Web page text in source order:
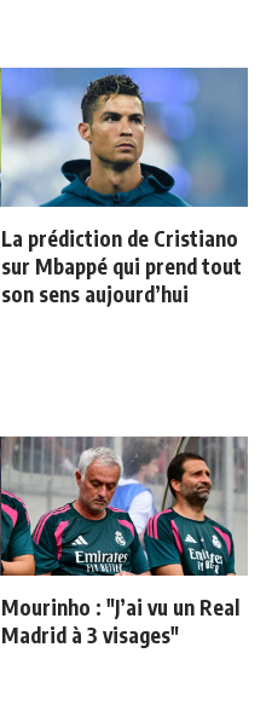
La prédiction de Cristiano
sur Mbappé qui prend tout
son sens aujourd’hui
Mourinho : "J’ai vu un Real
Madrid à 3 visages"